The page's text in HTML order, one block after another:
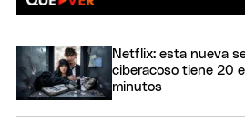
Netflix: esta nueva
ciberacoso tiene 20
minutos